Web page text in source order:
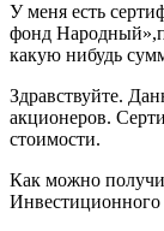
У меня есть
фонд
какую нибудь
Здравствуйте.
акционеров.
стоимости.
Как можно
Инвестиционного